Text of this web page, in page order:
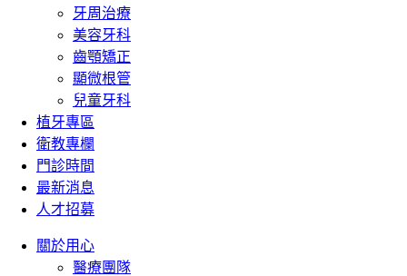
牙周治療
美容牙科
齒顎矯正
顯微根管
兒童牙科
植牙專區
衛教專欄
門診時間
最新消息
人才招募
關於用心
醫療團隊